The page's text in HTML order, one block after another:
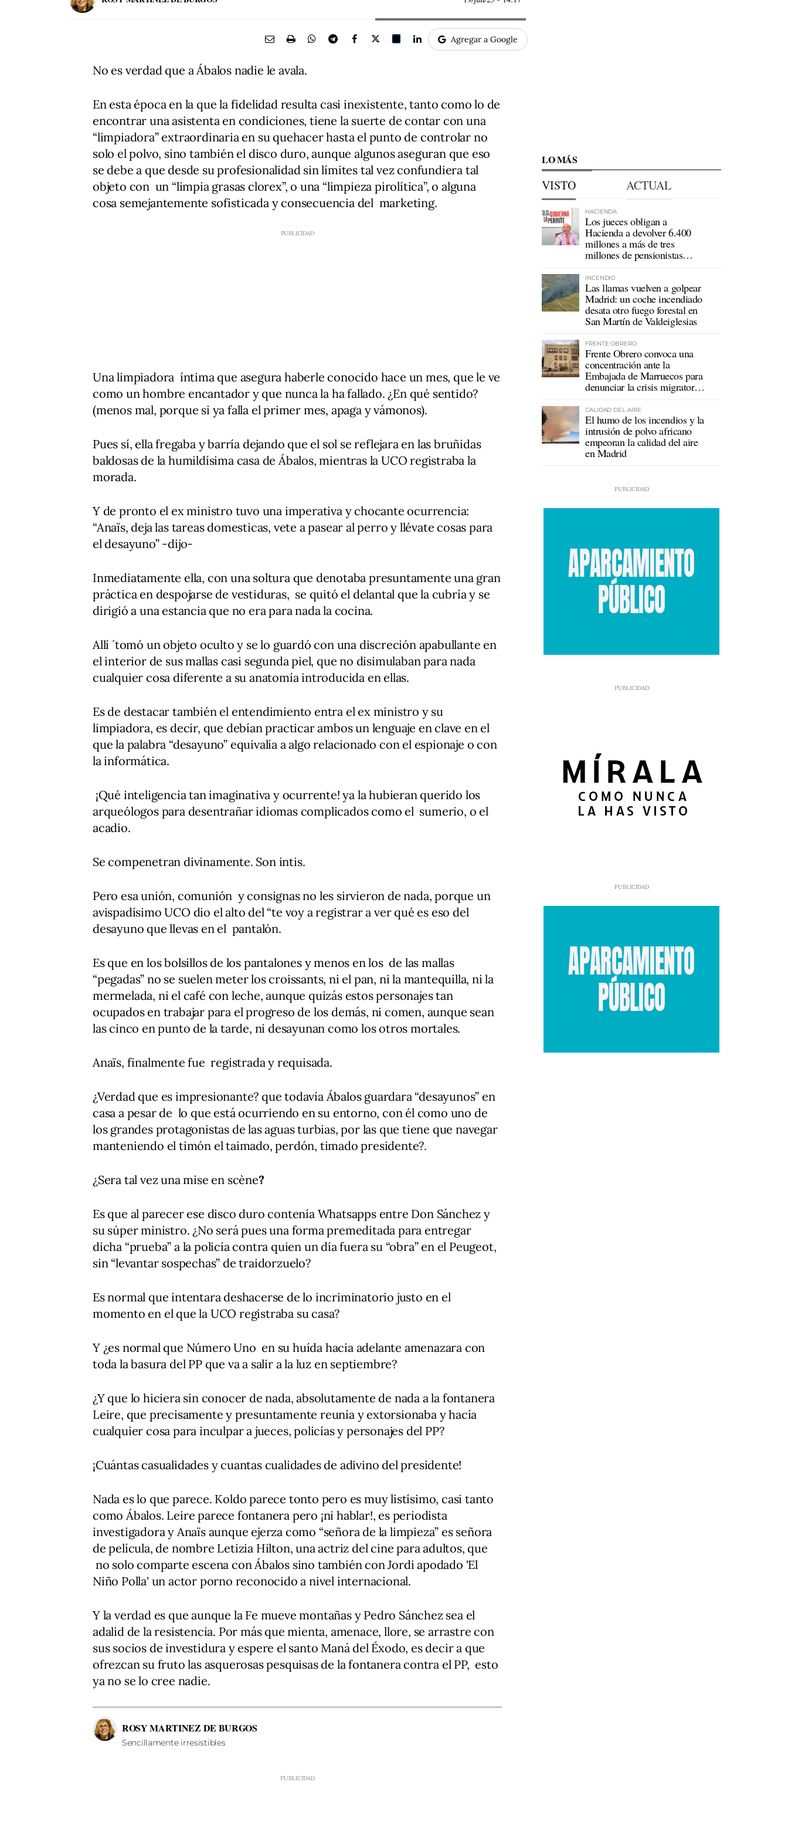
Agregar a Google
No es verdad que a Ábalos nadie le avala.
En esta época en la que la fidelidad resulta casi inexistente, tanto como lo de
encontrar una asistenta en condiciones, tiene la suerte de contar con una
“limpiadora” extraordinaria en su quehacer hasta el punto de controlar no
solo el polvo, sino también el disco duro, aunque algunos aseguran que eso
se debe a que desde su profesionalidad sin límites tal vez confundiera tal
objeto con un “limpia grasas clorex”, o una “limpieza pirolítica”, o alguna
cosa semejantemente sofisticada y consecuencia del marketing.
Una limpiadora íntima que asegura haberle conocido hace un mes, que le ve
como un hombre encantador y que nunca la ha fallado. ¿En qué sentido?
(menos mal, porque si ya falla el primer mes, apaga y vámonos).
Pues sí, ella fregaba y barría dejando que el sol se reflejara en las bruñidas
baldosas de la humildísima casa de Ábalos, mientras la UCO registraba la
morada.
Y de pronto el ex ministro tuvo una imperativa y chocante ocurrencia:
“Anaïs, deja las tareas domesticas, vete a pasear al perro y llévate cosas para
el desayuno” -dijo-
Inmediatamente ella, con una soltura que denotaba presuntamente una gran
práctica en despojarse de vestiduras, se quitó el delantal que la cubría y se
dirigió a una estancia que no era para nada la cocina.
Allí ´tomó un objeto oculto y se lo guardó con una discreción apabullante en
el interior de sus mallas casi segunda piel, que no disimulaban para nada
cualquier cosa diferente a su anatomía introducida en ellas.
Es de destacar también el entendimiento entra el ex ministro y su
limpiadora, es decir, que debían practicar ambos un lenguaje en clave en el
que la palabra “desayuno” equivalía a algo relacionado con el espionaje o con
la informática.
¡Qué inteligencia tan imaginativa y ocurrente! ya la hubieran querido los
arqueólogos para desentrañar idiomas complicados como el sumerio, o el
acadio.
Se compenetran divinamente. Son intis.
Pero esa unión, comunión y consignas no les sirvieron de nada, porque un
avispadísimo UCO dio el alto del “te voy a registrar a ver qué es eso del
desayuno que llevas en el pantalón.
Es que en los bolsillos de los pantalones y menos en los de las mallas
“pegadas” no se suelen meter los croissants, ni el pan, ni la mantequilla, ni la
mermelada, ni el café con leche, aunque quizás estos personajes tan
ocupados en trabajar para el progreso de los demás, ni comen, aunque sean
las cinco en punto de la tarde, ni desayunan como los otros mortales.
Anaïs, finalmente fue registrada y requisada.
¿Verdad que es impresionante? que todavía Ábalos guardara “desayunos” en
casa a pesar de lo que está ocurriendo en su entorno, con él como uno de
los grandes protagonistas de las aguas turbias, por las que tiene que navegar
manteniendo el timón el taimado, perdón, timado presidente?.
¿Sera tal vez una mise en scène?
Es que al parecer ese disco duro contenía Whatsapps entre Don Sánchez y
su súper ministro. ¿No será pues una forma premeditada para entregar
dicha “prueba” a la policía contra quien un día fuera su “obra” en el Peugeot,
sin “levantar sospechas” de traidorzuelo?
Es normal que intentara deshacerse de lo incriminatorio justo en el
momento en el que la UCO registraba su casa?
Y ¿es normal que Número Uno en su huída hacia adelante amenazara con
toda la basura del PP que va a salir a la luz en septiembre?
¿Y que lo hiciera sin conocer de nada, absolutamente de nada a la fontanera
Leire, que precisamente y presuntamente reunía y extorsionaba y hacía
cualquier cosa para inculpar a jueces, policías y personajes del PP?
¡Cuántas casualidades y cuantas cualidades de adivino del presidente!
Nada es lo que parece. Koldo parece tonto pero es muy listísimo, casi tanto
como Ábalos. Leire parece fontanera pero ¡ni hablar!, es periodista
investigadora y Anaïs aunque ejerza como “señora de la limpieza” es señora
de película, de nombre Letizia Hilton, una actriz del cine para adultos, que
no solo comparte escena con Ábalos sino también con Jordi apodado 'El
Niño Polla' un actor porno reconocido a nivel internacional.
Y la verdad es que aunque la Fe mueve montañas y Pedro Sánchez sea el
adalid de la resistencia. Por más que mienta, amenace, llore, se arrastre con
sus socios de investidura y espere el santo Maná del Éxodo, es decir a que
ofrezcan su fruto las asquerosas pesquisas de la fontanera contra el PP, esto
ya no se lo cree nadie.
ROSY MARTINEZ DE BURGOS
Sencillamente irresistibles
LO MÁS
VISTO ACTUAL
HACIENDA
Los jueces obligan a
Hacienda a devolver 6.400
millones a más de tres
millones de pensionistas
INCENDIO
Las llamas vuelven a golpear
Madrid: un coche incendiado
desata otro fuego forestal en
San Martín de Valdeiglesias
FRENTE OBRERO
Frente Obrero convoca una
concentración ante la
Embajada de Marruecos para
denunciar la crisis migratoria
CALIDAD DEL AIRE
El humo de los incendios y la
intrusión de polvo africano
empeoran la calidad del aire
en Madrid